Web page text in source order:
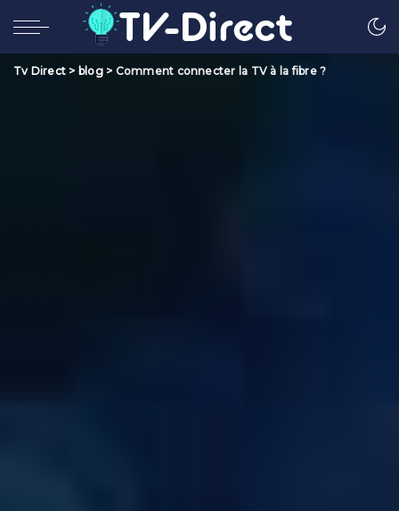
Tv Direct > blog> Comment connecter la TV à la fibre ?